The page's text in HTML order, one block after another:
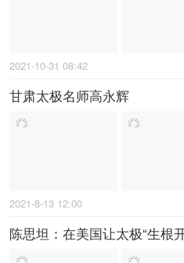
2021-10-31 08:42
甘肃太极名师高永辉
2021-8-13 12:00
陈思坦：在美国让太极“生根